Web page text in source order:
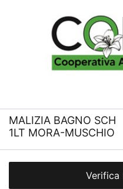
MALIZIA BAGNO SCH
1LT MORA-MUSCHIO
Verifica